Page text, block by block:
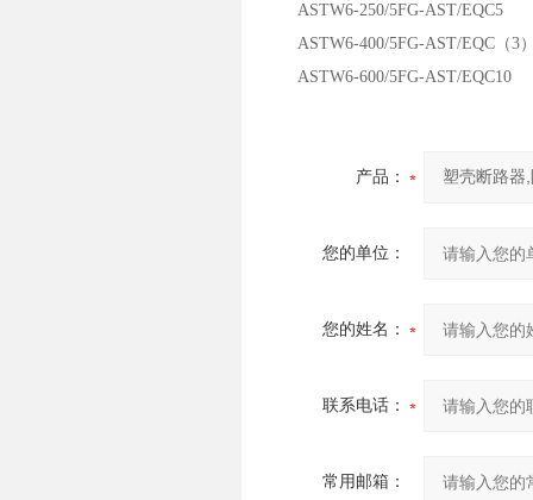
ASTW6-250/5FG-AST/EQC5
ASTW6-400/5FG-AST/EQC（3
ASTW6-600/5FG-AST/EQC10
产品：
您的单位：
您的姓名：
联系电话：
常用邮箱：